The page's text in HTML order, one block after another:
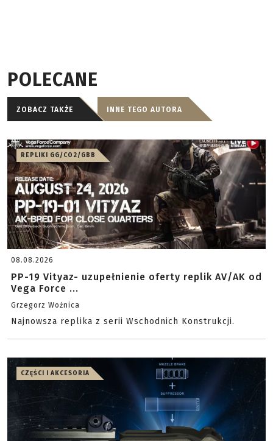
POLECANE
ZOBACZ TAKŻE INNE TEGO AUTORA
REPLIKI GG/CO2/GBB
08.08.2026
PP-19 Vityaz- uzupełnienie oferty replik AV/AK od
Vega Force ...
Grzegorz Woźnica
Najnowsza replika z serii Wschodnich Konstrukcji.
CZĘŚCI I AKCESORIA